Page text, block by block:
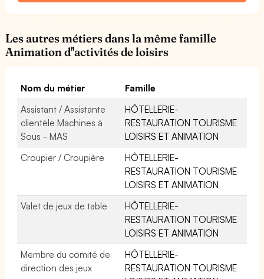
Les autres métiers dans la même famille
Animation d''activités de loisirs
Nom du métier
Famille
Assistant / Assistante
clientèle Machines à
Sous - MAS
HÔTELLERIE-
RESTAURATION TOURISME
LOISIRS ET ANIMATION
Croupier / Croupière
HÔTELLERIE-
RESTAURATION TOURISME
LOISIRS ET ANIMATION
Valet de jeux de table
HÔTELLERIE-
RESTAURATION TOURISME
LOISIRS ET ANIMATION
Membre du comité de
direction des jeux
HÔTELLERIE-
RESTAURATION TOURISME